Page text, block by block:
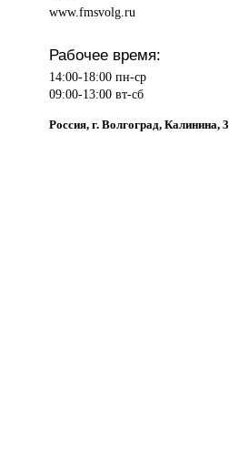
www.fmsvolg.ru
Рабочее время:
14:00-18:00 пн-ср
09:00-13:00 вт-сб
Россия, г. Волгоград, Калинина, 3